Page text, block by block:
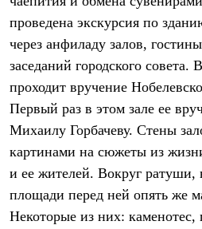
Софтшелл одежда
Куртки
Флисовая одежда
Куртки
Брюки
Комбинезоны
Термобелье
Комплект термобелья
Снаряжение
Палатки и тенты
Палатки
Аксессуары для палаток
Рюкзаки
проведена экскурсия по
через анфиладу залов,
заседаний городского совета.
проходит вручение
Первый раз в этом зале ее
Михаилу Горбачеву. Стены
картинами на сюжеты из
и ее жителей. Вокруг ратуши,
площади перед ней опять же
Некоторые из них: каменотес,